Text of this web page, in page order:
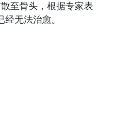
至骨头，根据专家表
无法治愈。